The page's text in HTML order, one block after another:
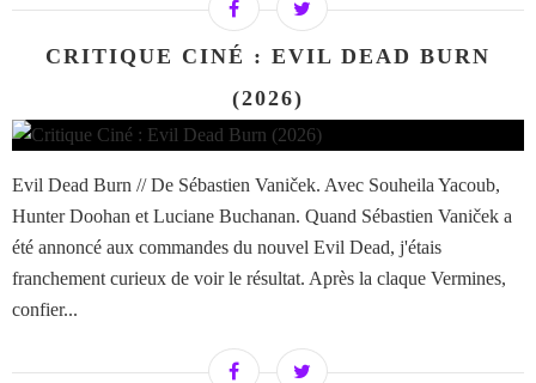
CRITIQUE CINÉ : EVIL DEAD BURN
(2026)
Evil Dead Burn // De Sébastien Vaniček. Avec Souheila Yacoub,
Hunter Doohan et Luciane Buchanan. Quand Sébastien Vaniček a
été annoncé aux commandes du nouvel Evil Dead, j'étais
franchement curieux de voir le résultat. Après la claque Vermines,
confier...